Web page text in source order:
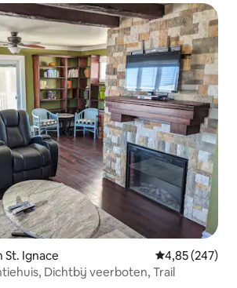
St. Ignace Gemiddelde
4,85 (247)
Dichtbij veerboten, Trail